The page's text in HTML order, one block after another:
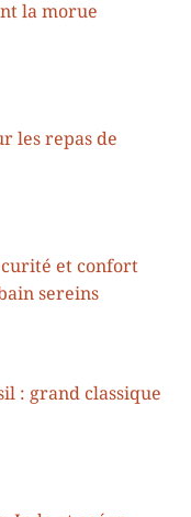
la morue
les repas de
et confort
sereins
: grand classique